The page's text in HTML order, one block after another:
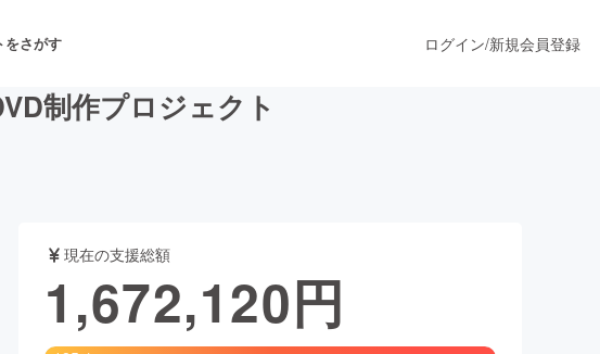
をさがす
ォーマンス
食店 ファッション
ログイン/新規会員登録
制作プロジェクト
現在の支援総額
1,672,120円